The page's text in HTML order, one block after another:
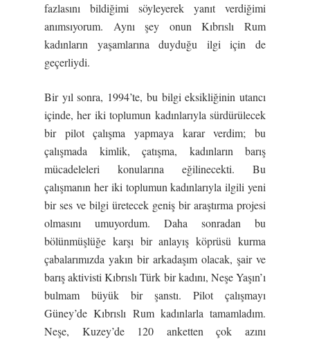
fazlasını bildiğimi söyleyerek yanıt verdiğimi
anımsıyorum. Aynı şey onun Kıbrıslı Rum
kadınların yaşamlarına duyduğu ilgi için de
geçerliydi.
Bir yıl sonra, 1994’te, bu bilgi eksikliğinin utancı
içinde, her iki toplumun kadınlarıyla sürdürülecek
bir pilot çalışma yapmaya karar verdim; bu
çalışmada kimlik, çatışma, kadınların barış
mücadeleleri konularına eğilinecekti. Bu
çalışmanın her iki toplumun kadınlarıyla ilgili yeni
bir ses ve bilgi üretecek geniş bir araştırma projesi
olmasını umuyordum. Daha sonradan bu
bölünmüşlüğe karşı bir anlayış köprüsü kurma
çabalarımızda yakın bir arkadaşım olacak, şair ve
barış aktivisti Kıbrıslı Türk bir kadını, Neşe Yaşın’ı
bulmam büyük bir şanstı. Pilot çalışmayı
Güney’de Kıbrıslı Rum kadınlarla tamamladım.
Neşe, Kuzey’de 120 anketten çok azını